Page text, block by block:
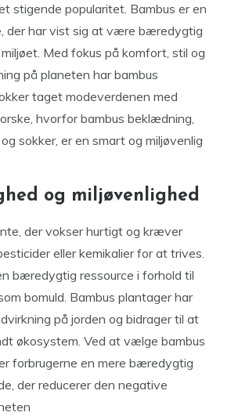
stigende popularitet. Bambus er en
der har vist sig at være bæredygtig
Med fokus på komfort, stil og
på planeten har bambus
taget modeverdenen med
hvorfor bambus beklædning,
sokker, er en smart og miljøvenlig
og miljøvenlighed
der vokser hurtigt og kræver
eller kemikalier for at trives.
bæredygtig ressource i forhold til
bomuld. Bambus plantager har
på jorden og bidrager til at
økosystem. Ved at vælge bambus
forbrugerne en mere bæredygtig
der reducerer den negative